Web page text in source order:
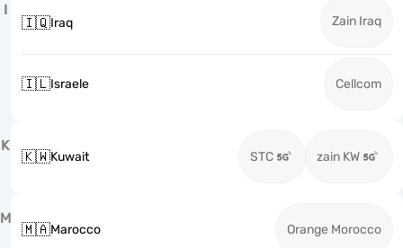
I
🇮🇶Iraq Zain Iraq
🇮🇱Israele Cellcom
K
🇰🇼Kuwait STC zain KW
M
🇲🇦Marocco Orange Morocco